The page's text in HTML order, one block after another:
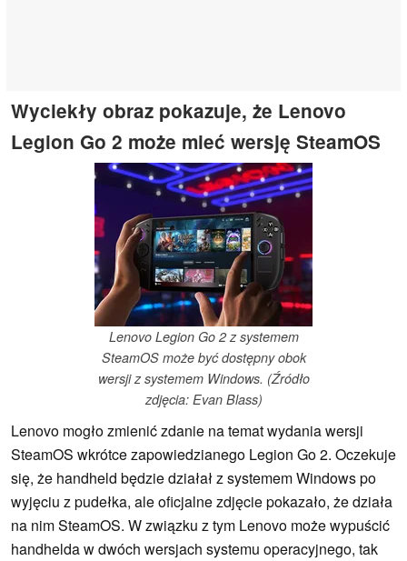
Wyciekły obraz pokazuje, że Lenovo
Legion Go 2 może mieć wersję SteamOS
Lenovo Legion Go 2 z systemem
SteamOS może być dostępny obok
wersji z systemem Windows. (Źródło
zdjęcia: Evan Blass)
Lenovo mogło zmienić zdanie na temat wydania wersji
SteamOS wkrótce zapowiedzianego Legion Go 2. Oczekuje
się, że handheld będzie działał z systemem Windows po
wyjęciu z pudełka, ale oficjalne zdjęcie pokazało, że działa
na nim SteamOS. W związku z tym Lenovo może wypuścić
handhelda w dwóch wersjach systemu operacyjnego, tak